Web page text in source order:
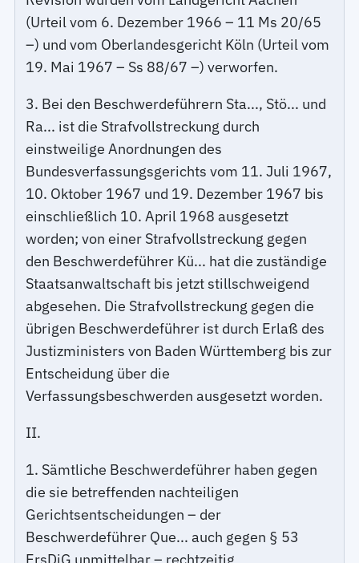
(Urteil vom 6. Dezember 1966 – 11 Ms 20/65
–) und vom Oberlandesgericht Köln (Urteil vom
19. Mai 1967 – Ss 88/67 –) verworfen.
3. Bei den Beschwerdeführern Sta..., Stö... und
Ra... ist die Strafvollstreckung durch
einstweilige Anordnungen des
Bundesverfassungsgerichts vom 11. Juli 1967,
10. Oktober 1967 und 19. Dezember 1967 bis
einschließlich 10. April 1968 ausgesetzt
worden; von einer Strafvollstreckung gegen
den Beschwerdeführer Kü... hat die zuständige
Staatsanwaltschaft bis jetzt stillschweigend
abgesehen. Die Strafvollstreckung gegen die
übrigen Beschwerdeführer ist durch Erlaß des
Justizministers von Baden Württemberg bis zur
Entscheidung über die
Verfassungsbeschwerden ausgesetzt worden.
II.
1. Sämtliche Beschwerdeführer haben gegen
die sie betreffenden nachteiligen
Gerichtsentscheidungen – der
Beschwerdeführer Que... auch gegen § 53